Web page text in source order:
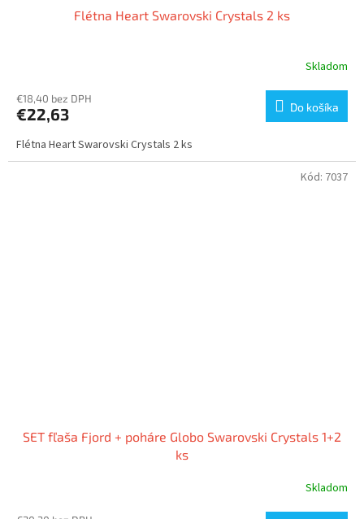
Flétna Heart Swarovski Crystals 2 ks
Skladom
€18,40 bez DPH
€22,63 Do košíka
Flétna Heart Swarovski Crystals 2 ks
SET fľaša Fjord + poháre Globo Swarovski Crystals 1+2
ks
Skladom
Kód: 7037